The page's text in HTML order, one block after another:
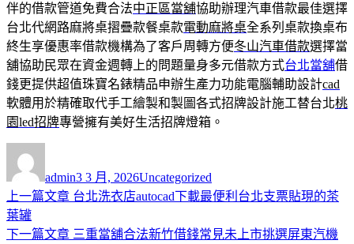
伴的借款管道免費合法中正區當舖協助辦理汽車借款最佳選擇
台北代網路麻將桌摺疊款餐桌款電動麻將桌全系列桌款換桌布
終生享優惠率借款機構為了客戶周轉方便冬山汽車借款選擇當
舖協助民眾在資金週轉上的問題量身多元借款方式台北當舖借
錢更提供超值珠寶名錶精品申辦生產力功能電腦輔助設計cad
軟體用於精確取代手工繪製和製圖各式招牌設計施工替台北桃
園led招牌專營擁有美好生活招牌燈箱。
者
admin佈
日
3 3 月, 2026類
Uncategorized
文
章
上一篇文章 上
篇
台北洗衣店autocad下載最便利台北支票貼現的茶
葉罐
下一篇文章 下
三重當舖合法新竹借錢常見未上市挑選屏東汽機